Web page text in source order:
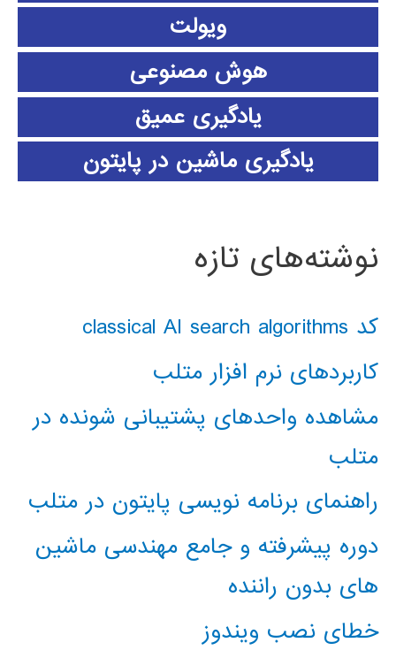
ویولت
هوش مصنوعی
یادگیری عمیق
یادگیری ماشین در پایتون
نوشته‌های تازه
کد classical AI search algorithms
کاربردهای نرم افزار متلب
مشاهده واحدهای پشتیبانی شونده در
متلب
راهنمای برنامه نویسی پایتون در متلب
دوره پیشرفته و جامع مهندسی ماشین
های بدون راننده
خطای نصب ویندوز